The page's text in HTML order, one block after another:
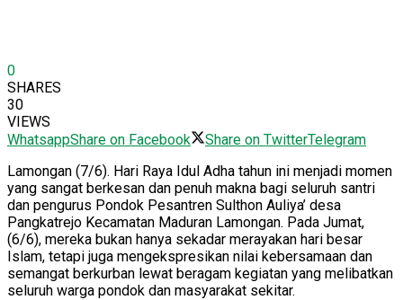
0
SHARES
30
VIEWS
WhatsappShare on Facebook Share on TwitterTelegram
Lamongan (7/6). Hari Raya Idul Adha tahun ini menjadi momen
yang sangat berkesan dan penuh makna bagi seluruh santri
dan pengurus Pondok Pesantren Sulthon Auliya’ desa
Pangkatrejo Kecamatan Maduran Lamongan. Pada Jumat,
(6/6), mereka bukan hanya sekadar merayakan hari besar
Islam, tetapi juga mengekspresikan nilai kebersamaan dan
semangat berkurban lewat beragam kegiatan yang melibatkan
seluruh warga pondok dan masyarakat sekitar.